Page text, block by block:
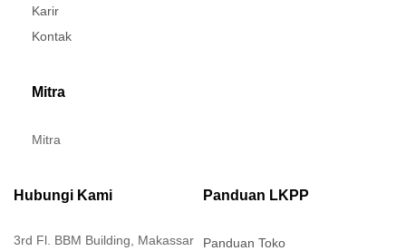
Karir
Kontak
Mitra
Mitra
Hubungi Kami
3rd Fl. BBM Building, Makassar
Panduan LKPP
Panduan Toko